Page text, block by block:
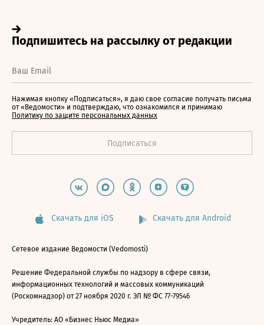
Нажимая кнопку «Подписаться», я даю свое согласие получать письма
от «Ведомости» и подтверждаю, что ознакомился и принимаю
Политику по защите персональных данных
Скачать для iOS Скачать для Android
Сетевое издание Ведомости (Vedomosti)
Решение Федеральной службы по надзору в сфере связи,
информационных технологий и массовых коммуникаций
(Роскомнадзор) от 27 ноября 2020 г. ЭЛ № ФС 77-79546
Учредитель: АО «Бизнес Ньюс Медиа»